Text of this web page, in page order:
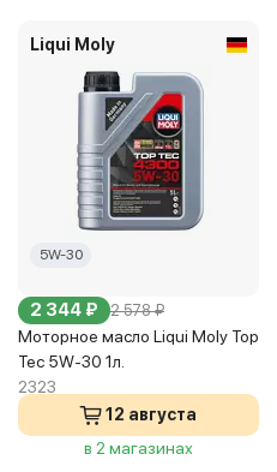
Liqui Moly
5W-30
2 344 ₽ 2 578 ₽
Моторное масло Liqui Moly Top
Tec 5W-30 1л.
2323
12 августа
в 2 магазинах